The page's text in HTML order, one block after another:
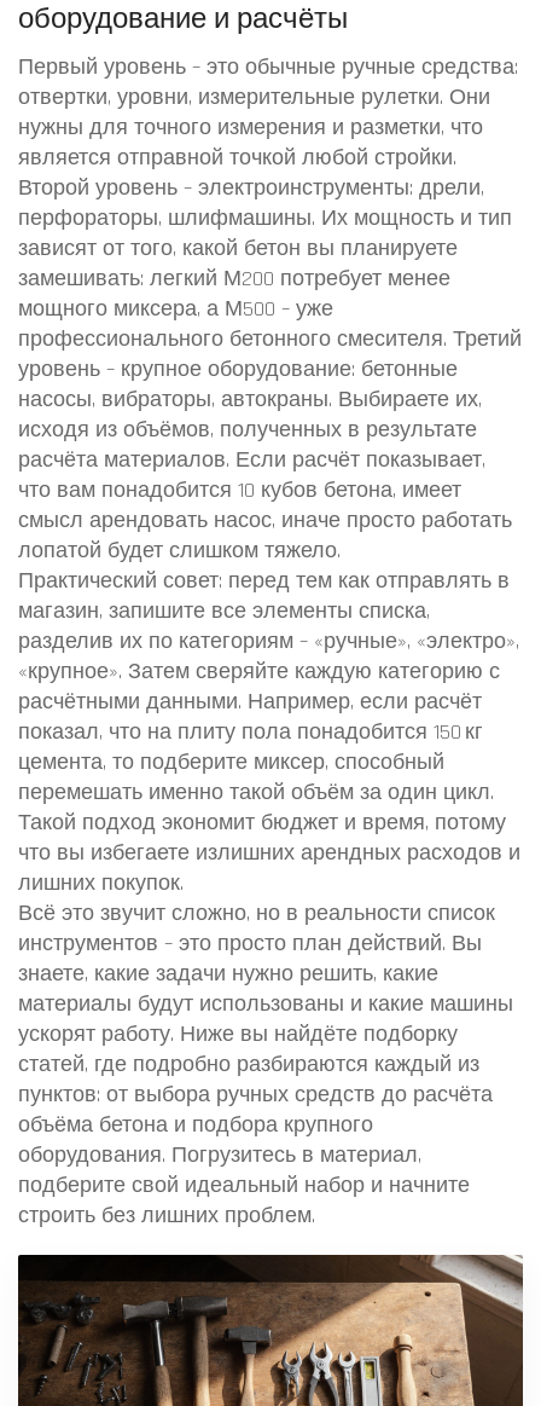
оборудование и расчёты
Первый уровень – это обычные ручные средства:
отвертки, уровни, измерительные рулетки. Они
нужны для точного измерения и разметки, что
является отправной точкой любой стройки.
Второй уровень – электроинструменты: дрели,
перфораторы, шлифмашины. Их мощность и тип
зависят от того, какой бетон вы планируете
замешивать: легкий М200 потребует менее
мощного миксера, а М500 – уже
профессионального бетонного смесителя. Третий
уровень – крупное оборудование: бетонные
насосы, вибраторы, автокраны. Выбираете их,
исходя из объёмов, полученных в результате
расчёта материалов. Если расчёт показывает,
что вам понадобится 10 кубов бетона, имеет
смысл арендовать насос, иначе просто работать
лопатой будет слишком тяжело.
Практический совет: перед тем как отправлять в
магазин, запишите все элементы списка,
разделив их по категориям – «ручные», «электро»,
«крупное». Затем сверяйте каждую категорию с
расчётными данными. Например, если расчёт
показал, что на плиту пола понадобится 150 кг
цемента, то подберите миксер, способный
перемешать именно такой объём за один цикл.
Такой подход экономит бюджет и время, потому
что вы избегаете излишних арендных расходов и
лишних покупок.
Всё это звучит сложно, но в реальности список
инструментов – это просто план действий. Вы
знаете, какие задачи нужно решить, какие
материалы будут использованы и какие машины
ускорят работу. Ниже вы найдёте подборку
статей, где подробно разбираются каждый из
пунктов: от выбора ручных средств до расчёта
объёма бетона и подбора крупного
оборудования. Погрузитесь в материал,
подберите свой идеальный набор и начните
строить без лишних проблем.